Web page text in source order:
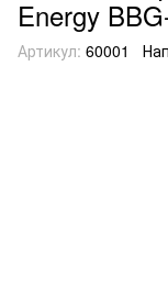
Energy
Артикул: 60001